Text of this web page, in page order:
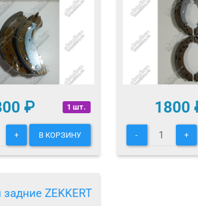
1 шт.
₽
+ В КОРЗИНУ
1800
- +
ZEKKERT